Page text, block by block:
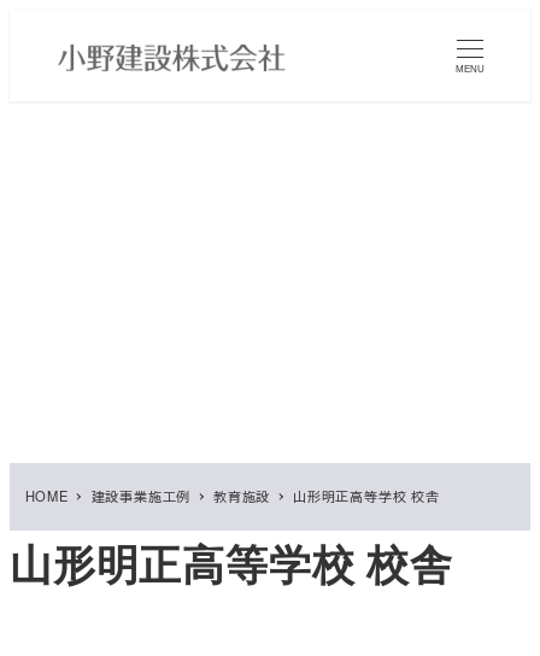
MENU
HOME 建設事業施工例 教育施設 山形明正高等学校 校舎
山形明正高等学校 校舎